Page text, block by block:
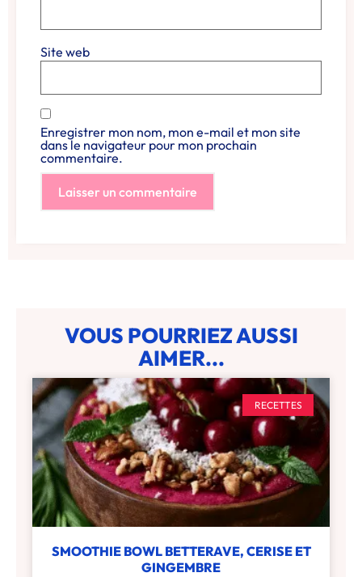
Site web
Enregistrer mon nom, mon e-mail et mon site
dans le navigateur pour mon prochain
commentaire.
VOUS POURRIEZ AUSSI
AIMER...
RECETTES
SMOOTHIE BOWL BETTERAVE, CERISE ET
GINGEMBRE